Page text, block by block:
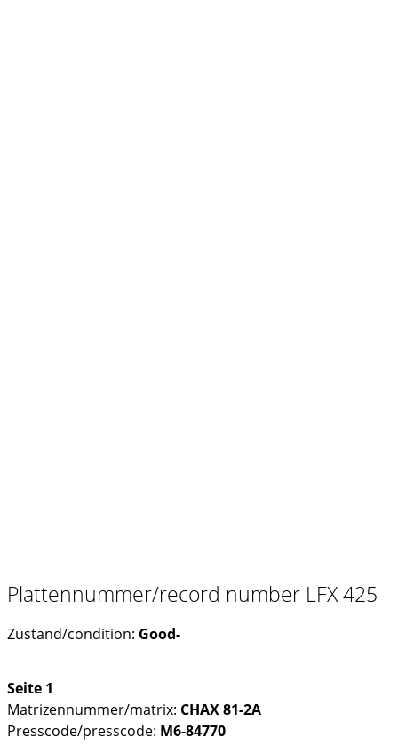
Plattennummer/record number LFX 425
Zustand/condition: Good-
Seite 1
Matrizennummer/matrix: CHAX 81-2A
Presscode/presscode: M6-84770